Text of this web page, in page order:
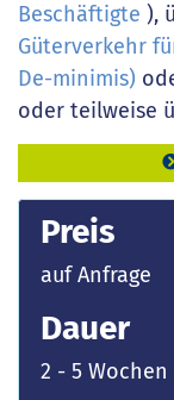
Beschäftigte ),
Güterverkehr
De-minimis)
oder teilweise
Preis
auf Anfrage
Dauer
2 - 5